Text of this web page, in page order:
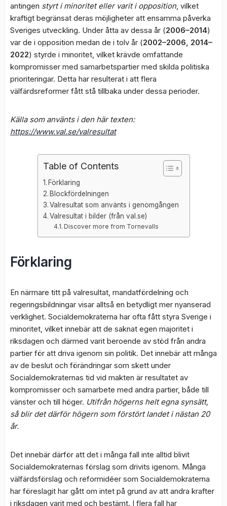
antingen styrt i minoritet eller varit i opposition, vilket
kraftigt begränsat deras möjligheter att ensamma påverka
Sveriges utveckling. Under åtta av dessa år (2006–2014)
var de i opposition medan de i tolv år (2002–2006, 2014–
2022) styrde i minoritet, vilket krävde omfattande
kompromisser med samarbetspartier med skilda politiska
prioriteringar. Detta har resulterat i att flera
välfärdsreformer fått stå tillbaka under dessa perioder.
Källa som använts i den här texten:
https://www.val.se/valresultat
Table of Contents
Förklaring
Blockfördelningen
Valresultat som använts i genomgången
Valresultat i bilder (från val.se)
Discover more from Tornevalls
Förklaring
En närmare titt på valresultat, mandatfördelning och
regeringsbildningar visar alltså en betydligt mer nyanserad
verklighet. Socialdemokraterna har ofta fått styra Sverige i
minoritet, vilket innebär att de saknat egen majoritet i
riksdagen och därmed varit beroende av stöd från andra
partier för att driva igenom sin politik. Det innebär att många
av de beslut och förändringar som skett under
Socialdemokraternas tid vid makten är resultatet av
kompromisser och samarbete med andra partier, både till
vänster och till höger. Utifrån högerns helt egna synsätt,
så blir det därför högern som förstört landet i nästan 20
år.
Det innebär därför att det i många fall inte alltid blivit
Socialdemokraternas förslag som drivits igenom. Många
välfärdsförslag och reformidéer som Socialdemokraterna
har föreslagit har gått om intet på grund av att andra krafter
i riksdagen varit med och bestämt. I flera fall har